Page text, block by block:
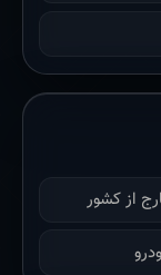
از کشور